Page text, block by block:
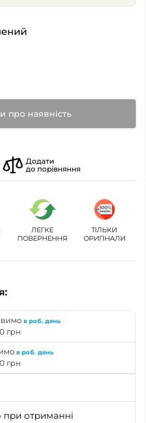
про наявність
Додати
до порівняння
ЛЕГКЕ
ПОВЕРНЕННЯ
ТІЛЬКИ
ОРИГІНАЛИ
в роб. день
грн
в роб. день
грн
при отриманні